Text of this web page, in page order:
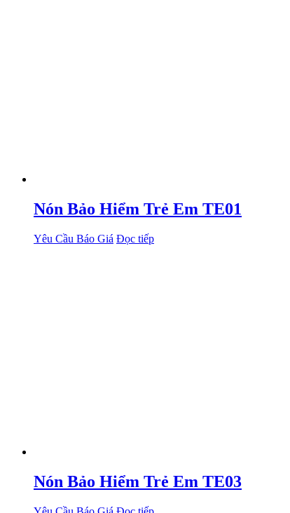
Nón Bảo Hiểm Trẻ Em TE01
Yêu Cầu Báo Giá Đọc tiếp
Nón Bảo Hiểm Trẻ Em TE03